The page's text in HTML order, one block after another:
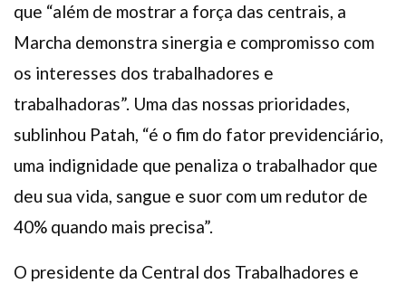
que “além de mostrar a força das centrais, a
Marcha demonstra sinergia e compromisso com
os interesses dos trabalhadores e
trabalhadoras”. Uma das nossas prioridades,
sublinhou Patah, “é o fim do fator previdenciário,
uma indignidade que penaliza o trabalhador que
deu sua vida, sangue e suor com um redutor de
40% quando mais precisa”.
O presidente da Central dos Trabalhadores e